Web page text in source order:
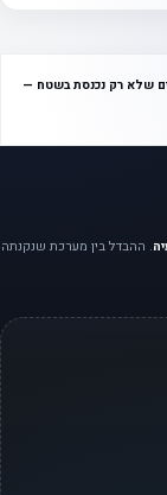
שלא רק נכנסת בשטח —
. ההבדל בין מערכת שנקנתה